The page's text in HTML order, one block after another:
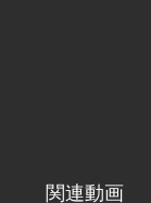
関連動画